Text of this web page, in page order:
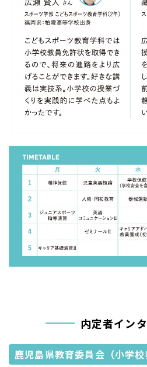
内定者イン
鹿児島県教育委員会（小学校